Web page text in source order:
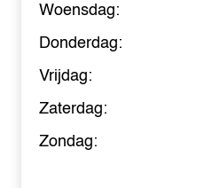
Woensdag:
Donderdag:
Vrijdag:
Zaterdag:
Zondag: